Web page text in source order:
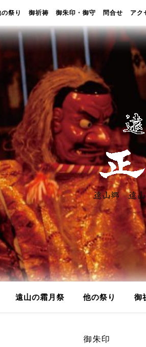
祭り 御祈祷 御朱印・御守 問合せ アク
遠山郷 遠山
遠山の霜月祭 他の祭り 御
御朱印